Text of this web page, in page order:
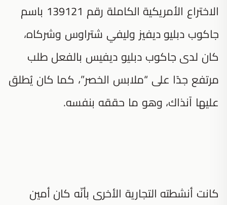
الاختراع الأمريكية الكاملة رقم 139121 باسم
جاكوب دبليو ديفيز وليفي شتراوس وشركاه،
كان لدى جاكوب دبليو ديفيس بالفعل طلب
مرتفع جدًا على “ملابس الخصر”، كما كان يُطلق
عليها آنذاك، وهو ما حققه بنفسه.
كانت أنشطته التجارية الأخرى بأنّه كان أمين